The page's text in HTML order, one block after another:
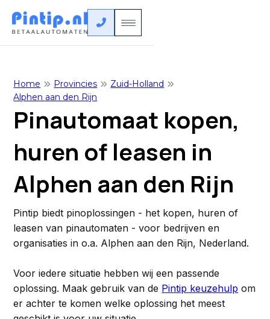

Home  Provincies  Zuid-Holland 
Alphen aan den Rijn
Pinautomaat kopen,
huren of leasen in
Alphen aan den Rijn
Pintip biedt pinoplossingen - het kopen, huren of
leasen van pinautomaten - voor bedrijven en
organisaties in o.a. Alphen aan den Rijn, Nederland.
Voor iedere situatie hebben wij een passende
oplossing. Maak gebruik van de Pintip keuzehulp om
er achter te komen welke oplossing het meest